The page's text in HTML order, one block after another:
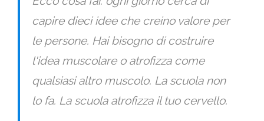
capire dieci idee che creino valore per
le persone. Hai bisogno di costruire
l'idea muscolare o atrofizza come
qualsiasi altro muscolo. La scuola non
lo fa. La scuola atrofizza il tuo cervello.